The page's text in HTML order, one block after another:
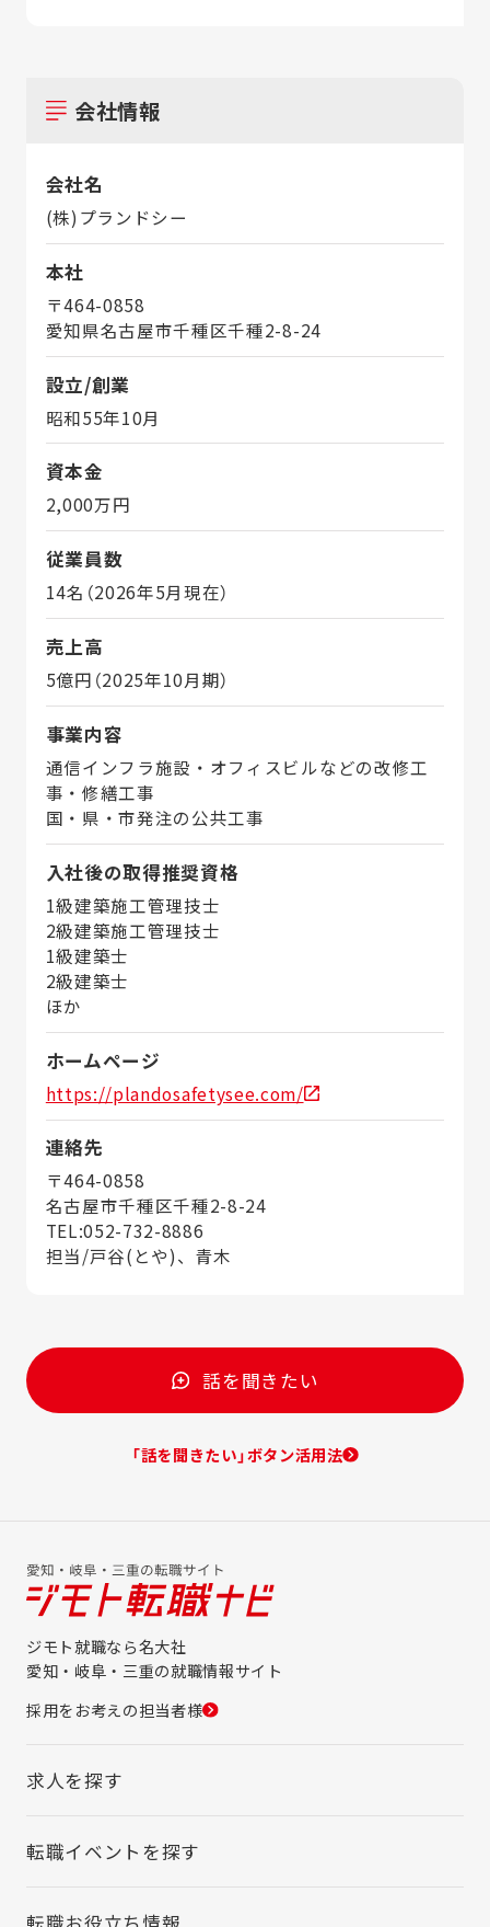
会社情報
会社名
(株)プランドシー
本社
〒464-0858
愛知県名古屋市千種区千種2-8-24
設立/創業
昭和55年10月
資本金
2,000万円
従業員数
14名（2026年5月現在）
売上高
5億円（2025年10月期）
事業内容
通信インフラ施設・オフィスビルなどの改修工
事・修繕工事
国・県・市発注の公共工事
入社後の取得推奨資格
1級建築施工管理技士
2級建築施工管理技士
1級建築士
2級建築士
ほか
ホームページ
https://plandosafetysee.com/
連絡先
〒464-0858
名古屋市千種区千種2-8-24
TEL:052-732-8886
担当/戸谷(とや)、青木
話を聞きたい
「話を聞きたい」ボタン活用法
ジモト就職なら名大社
愛知・岐阜・三重の就職情報サイト
採用をお考えの担当者様
求人を探す
転職イベントを探す